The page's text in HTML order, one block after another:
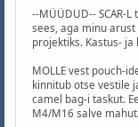
--MÜÜDUD-- SCAR-
sees, aga minu
projektiks. Kastus-
MOLLE vest pouch-
kinnitub otse vestile
camel bag-i taskut.
M4/M16 salve